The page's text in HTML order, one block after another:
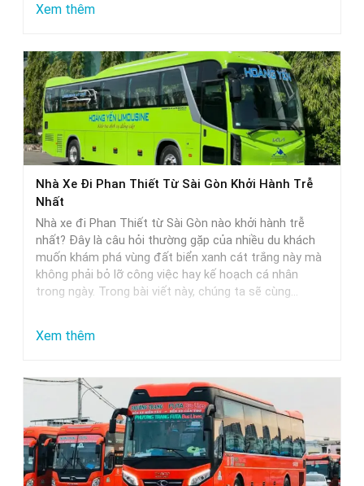
Xem thêm:
Limousine
Phòng
Đôi
Sài
Gòn
Phan
Thiết
Lựa
Chọn
Hoàn
Đôi
Nhà Xe Đi Phan Thiết Từ Sài Gòn Khởi Hành Trễ
Nhất
Nhà xe đi Phan Thiết từ Sài Gòn nào khởi hành trễ
nhất? Đây là câu hỏi thường gặp của nhiều du khách
muốn khám phá vùng đất biển xanh cát trắng này mà
không phải bỏ lỡ công việc hay kế hoạch cá nhân
trong ngày. Trong bài viết này, chúng ta sẽ cùng…
Xem thêm:
Xe
Đi
Phan
Thiết
Từ